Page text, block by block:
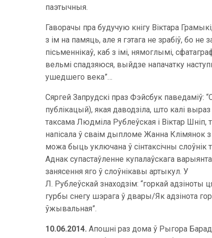
паэтычныя.
Гаворачы пра будучую кнігу Віктара
з ім на памяць, але я гэтага не зрабіў, бо
пісьменнікаў, каб з імі, нямоглымі,
вельмі спадзяюся, выйдзе напачатку
ушедшего века”…
Сяргей Запрудскі праз Фэйсбук паведаміў:
публікацый), якая даводзіла, што калі
таксама Людміла Рублеўская і Віктар
напісала ў сваім дыпломе Жанна Клімянок
можа быць уключана ў сінтаксічны слоўнік
Аднак супастаўленне купалаўскага
занясення яго ў слоўнікавы артыкул. У
Л. Рублеўскай знаходзім: “горкай
гурбы снегу шэрага ў двары/Як адзінота
ўжывальная”.
10.06.2014. Апошні раз дома ў Рыгора